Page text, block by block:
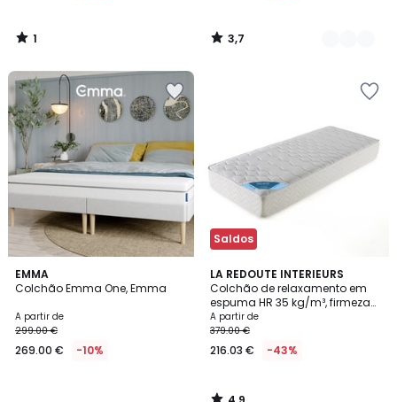
1
/
3,7
/
EMMA
Colchão Emma One, Emma
A partir de
299.00 €
269.00 € -10%
Saldos
LA REDOUTE INTERIEURS
Colchão de relaxamento em
espuma HR 35 kg/m³, firmeza
elevada, conforto macio
A partir de
379.00 €
216.03 € -43%
4,9
/ 5